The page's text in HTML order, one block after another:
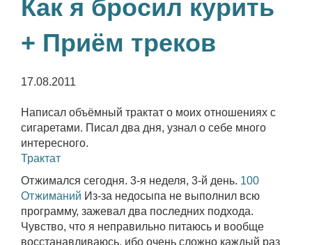
Как я бросил курить
+ Приём треков
17.08.2011
Написал объёмный трактат о моих отношениях с
сигаретами. Писал два дня, узнал о себе много
интересного.
Трактат
Отжимался сегодня. 3-я неделя, 3-й день. 100
Отжиманий Из-за недосыпа не выполнил всю
программу, зажевал два последних подхода.
Чувство, что я неправильно питаюсь и вообще
восстанавливаюсь, ибо очень сложно каждый раз